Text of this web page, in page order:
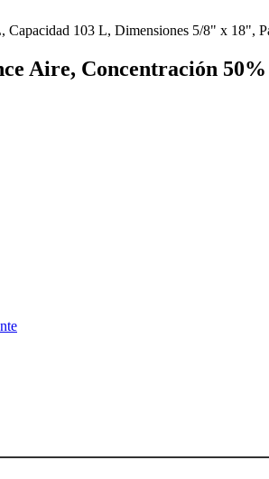
Aire, Concentración